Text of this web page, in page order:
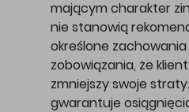
mającym charakter
nie stanowią
określone
zobowiązania, że
zmniejszy swoje straty.
gwarantuje